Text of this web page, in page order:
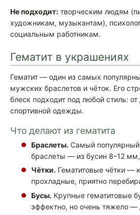
Не подходит: творческим людям
художникам, музыкантам),
социальным работникам.
Гематит в украшениях
Гематит — один из самых
мужских браслетов и чёток. Его
блеск подходит под любой стиль:
спортивной одежды.
Что делают из гематита
Браслеты. Самый
браслеты — из бусин 8–12
Чётки. Гематитовые чётки —
прохладные, приятно
Бусы. Крупные гематитовые
эффектно, но очень тяжело